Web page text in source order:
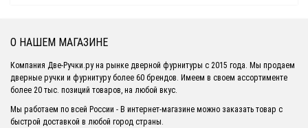
О НАШЕМ МАГАЗИНЕ
Компания Две-Ручки.ру на рынке дверной фурнитуры с 2015 года. Мы продаем
дверные ручки и фурнитуру более 60 брендов. Имеем в своем ассортименте
более 20 тыс. позиций товаров, на любой вкус.
Мы работаем по всей России - В интернет-магазине можно заказать товар с
быстрой доставкой в любой город страны.